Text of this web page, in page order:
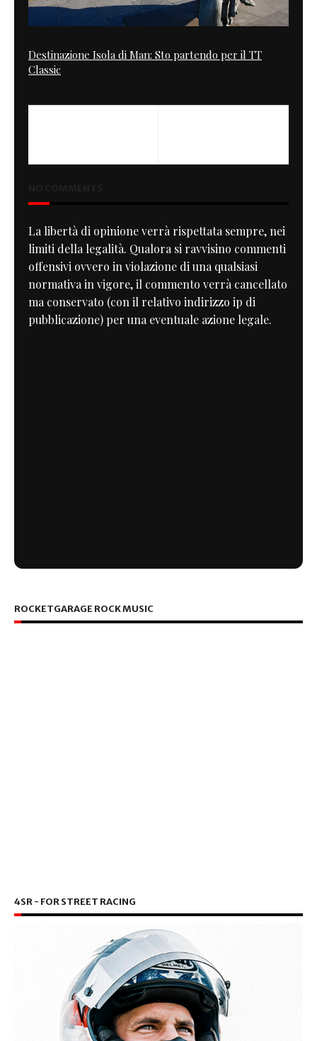
Destinazione Isola di Man: Sto partendo per il TT
Classic
La libertà di opinione verrà rispettata sempre, nei
limiti della legalità. Qualora si ravvisino commenti
offensivi ovvero in violazione di una qualsiasi
normativa in vigore, il commento verrà cancellato
ma conservato (con il relativo indirizzo ip di
pubblicazione) per una eventuale azione legale.
ROCKETGARAGE ROCK MUSIC
4SR - FOR STREET RACING